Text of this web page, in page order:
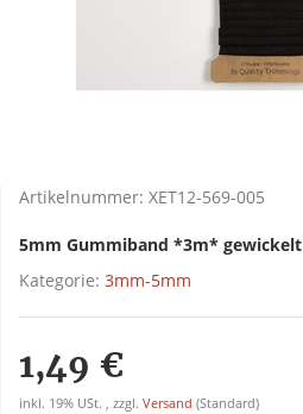
Artikelnummer: XET12-569-005
5mm Gummiband *3m* gewickelt
Kategorie: 3mm-5mm
1,49 €
inkl. 19% USt. , zzgl. Versand (Standard)